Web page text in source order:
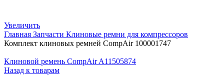
Увеличить
Главная Запчасти Клиновые ремни для компрессоров
Комплект клиновых ремней CompAir 100001747
Клиновой ремень CompAir A11505874
Назад к товарам